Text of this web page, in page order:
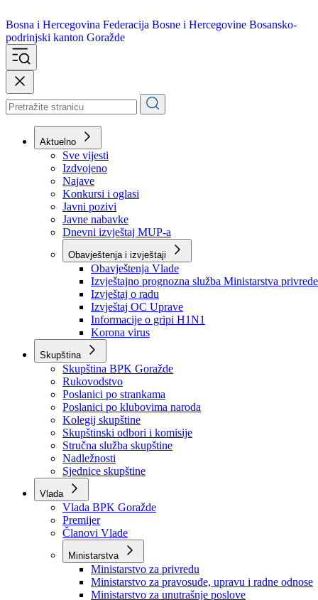
Bosna i Hercegovina
podrinjski kanton Goražde
Aktuelno
Sve vijesti
Izdvojeno
Najave
Konkursi i oglasi
Javni pozivi
Javne nabavke
Dnevni izvještaj MUP-a
Obavještenja i izvještaji
Obavještenja Vlade
Izvještajno prognozna služba Ministarstva privrede
Izvještaj o radu
Izvještaj OC Uprave
Informacije o gripi H1N1
Korona virus
Skupština
Skupština BPK Goražde
Rukovodstvo
Poslanici po strankama
Poslanici po klubovima naroda
Kolegij skupštine
Skupštinski odbori i komisije
Stručna služba skupštine
Nadležnosti
Sjednice skupštine
Vlada
Vlada BPK Goražde
Premijer
Članovi Vlade
Ministarstva